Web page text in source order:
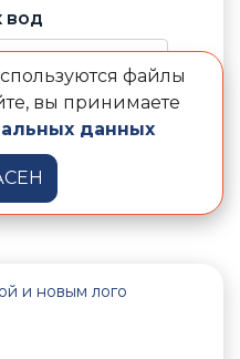
вод
септик
файлы
вы принимаете
данных